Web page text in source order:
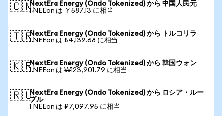
🇨🇳NextEra Energy (Ondo Tokenized) から 中国人民元
1 NEEon は ￥587.13 に相当
🇹🇷NextEra Energy (Ondo Tokenized) から トルコリラ
1 NEEon は ₺4,139.68 に相当
🇰🇷NextEra Energy (Ondo Tokenized) から 韓国ウォン
1 NEEon は ₩123,901.79 に相当
🇷🇺NextEra Energy (Ondo Tokenized) から ロシア・ルー
ブル
1 NEEon は ₽7,097.95 に相当